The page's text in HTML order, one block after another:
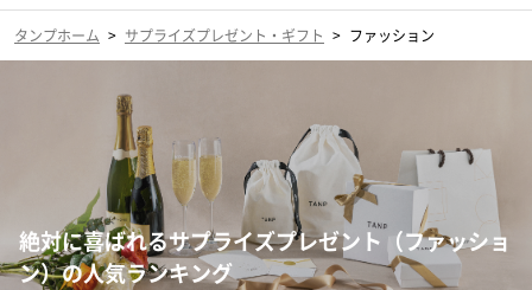
タンプホーム > サプライズプレゼント・ギフト > ファッション
絶対に喜ばれるサプライズプレゼント（ファッショ
ン）の人気ランキング